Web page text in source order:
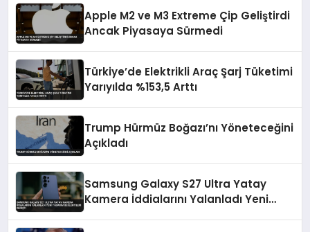
Apple M2 ve M3 Extreme Çip Geliştirdi
Ancak Piyasaya Sürmedi
Türkiye’de Elektrikli Araç Şarj Tüketimi
Yarıyılda %153,5 Arttı
Trump Hürmüz Boğazı’nı Yöneteceğini
Açıkladı
Samsung Galaxy S27 Ultra Yatay
Kamera İddialarını Yalanladı Yeni